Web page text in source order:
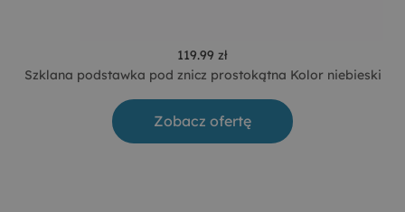
119.99 zł
Szklana podstawka pod znicz prostokątna Kolor niebieski
Zobacz ofertę